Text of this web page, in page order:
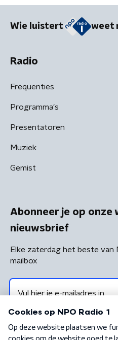
Wie luistert weet
Radio
Frequenties
Programma's
Presentatoren
Muziek
Gemist
Abonneer je op onze
nieuwsbrief
Elke zaterdag het beste van
mailbox